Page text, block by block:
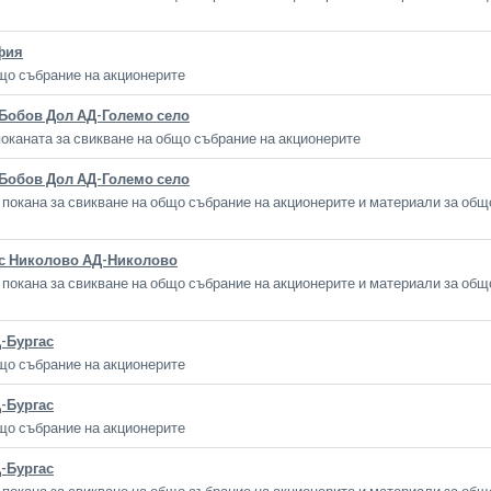
събрание на акционерите
Дол АД-Големо село
за свикване на общо събрание на акционерите
Дол АД-Големо село
за свикване на общо събрание на акционерите и материали за
Николово АД-Николово
за свикване на общо събрание на акционерите и материали за
събрание на акционерите
събрание на акционерите